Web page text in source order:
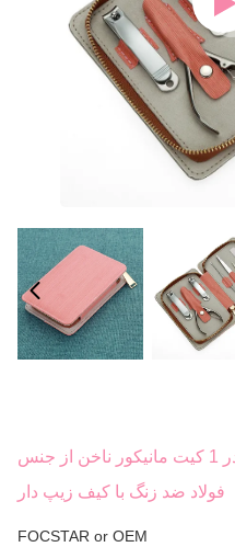
ست مانیکور لوکس فوکستار 7 در 1 کیت مانیکور ناخن از جنس
فولاد ضد زنگ با کیف زیپ دار
FOCSTAR or OEM